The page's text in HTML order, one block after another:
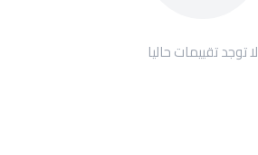
لا توجد تقييمات حاليا